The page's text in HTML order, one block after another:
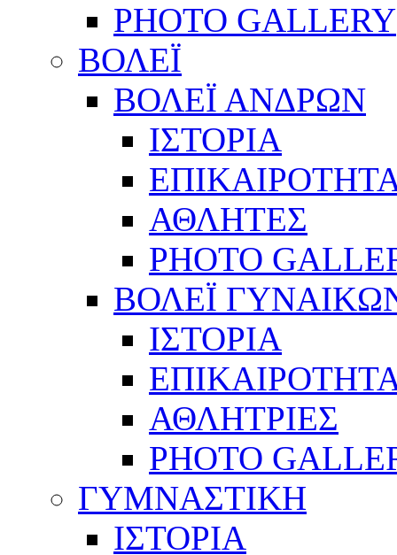
PHOTO GALLERY
ΒΟΛΕΪ
ΒΟΛΕΪ ΑΝΔΡΩΝ
ΙΣΤΟΡΙΑ
ΑΘΛΗΤΕΣ
PHOTO
ΒΟΛΕΪ
ΙΣΤΟΡΙΑ
ΑΘΛΗΤΡΙΕΣ
PHOTO
ΓΥΜΝΑΣΤΙΚΗ
ΙΣΤΟΡΙΑ